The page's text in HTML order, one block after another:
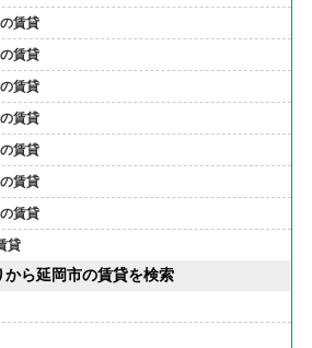
賃貸
賃貸
賃貸
賃貸
賃貸
賃貸
賃貸
貸
から延岡市の賃貸を検索